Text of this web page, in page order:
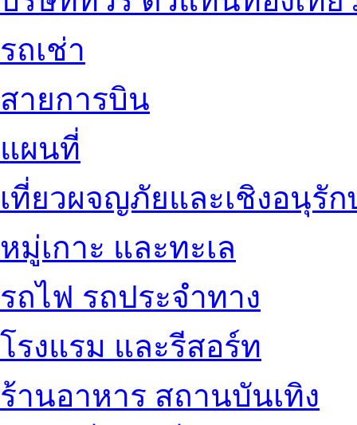
รถเช่า
สายการบิน
แผนที่
เที่ยวผจญภัยและเชิงอนุรัก
หมู่เกาะ และทะเล
รถไฟ รถประจำทาง
โรงแรม และรีสอร์ท
ร้านอาหาร สถานบันเทิง